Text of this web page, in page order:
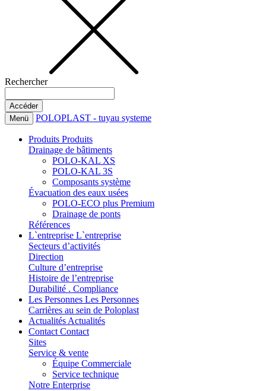
Rechercher
Menü POLOPLAST - tuyau systeme
Produits Produits
Drainage de bâtiments
POLO-KAL XS
POLO-KAL 3S
Composants système
Évacuation des eaux usées
POLO-ECO plus Premium
Drainage de ponts
Références
L`entreprise L`entreprise
Secteurs d’activités
Direction
Culture d’entreprise
Histoire de l’entreprise
Durabilité . Compliance
Les Personnes Les Personnes
Carrières au sein de Poloplast
Actualités Actualités
Contact Contact
Sites
Service & vente
Équipe Commerciale
Service technique
Notre Enterprise